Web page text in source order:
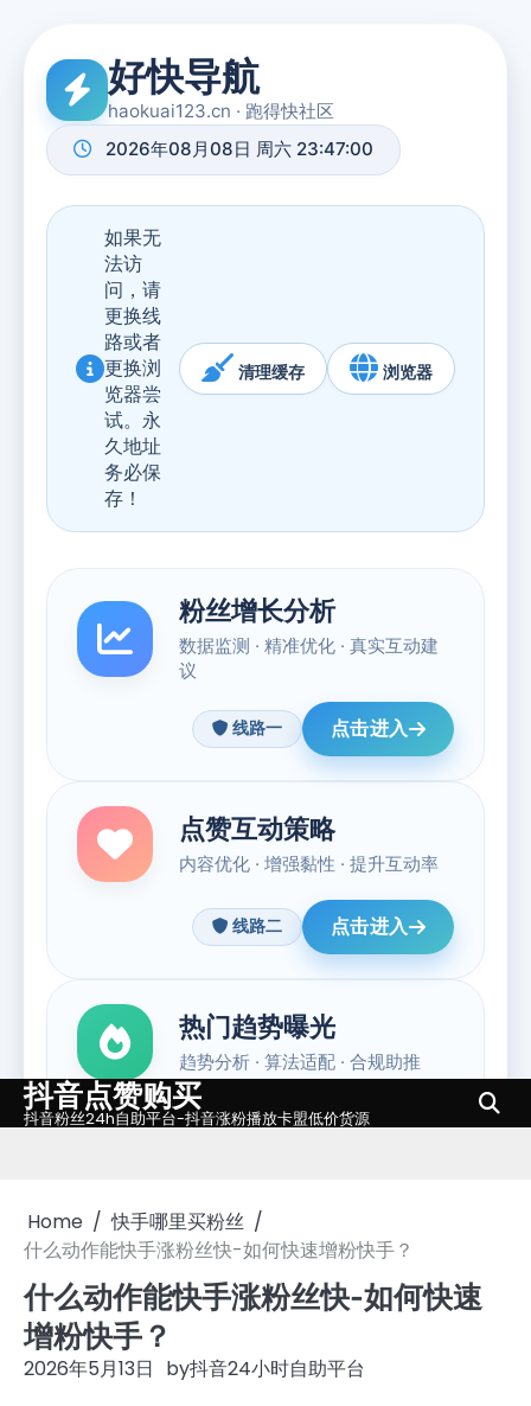
Skip抖音点赞购买
抖音粉丝24h自助平台-抖音涨粉播放卡盟低价货源
Home
快手哪里买粉丝
什么动作能快手涨粉丝快-如何快速增粉快手？
什么动作能快手涨粉丝快-如何快速
增粉快手？
2026年5月13日 by抖音24小时自助平台